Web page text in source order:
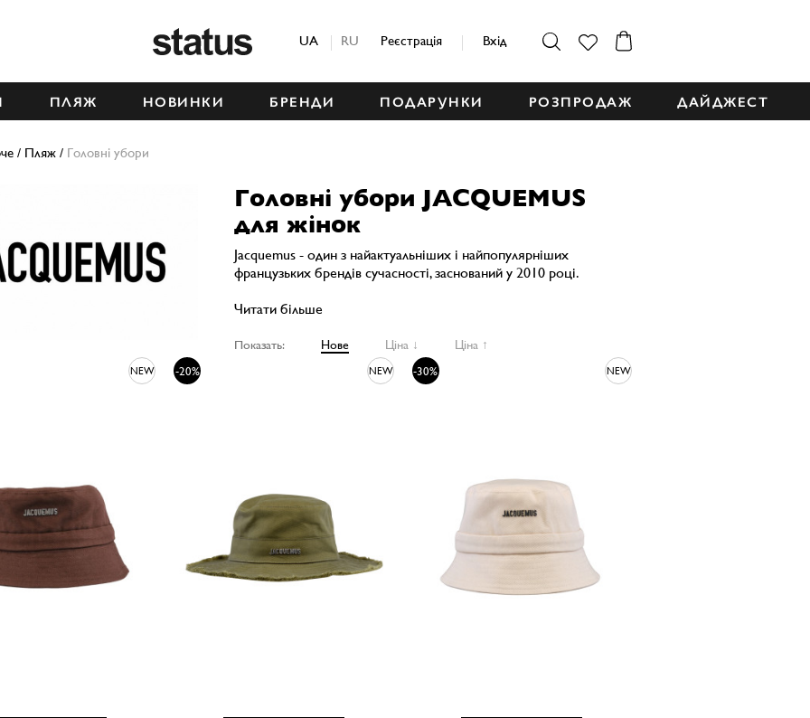
UA RU Реєстрація Вхід
ПЛЯЖ НОВИНКИ БРЕНДИ ПОДАРУНКИ РОЗПРОДАЖ ДАЙДЖЕСТ
/ Пляж / Головні убори
Головні убори JACQUEMUS
для жінок
Jacquemus - один з найактуальніших і найпопулярніших
французьких брендів сучасності, заснований у 2010 році.
Читати більше
Показать: Нове Ціна ↓ Ціна ↑
NEW -20% NEW -30% NEW